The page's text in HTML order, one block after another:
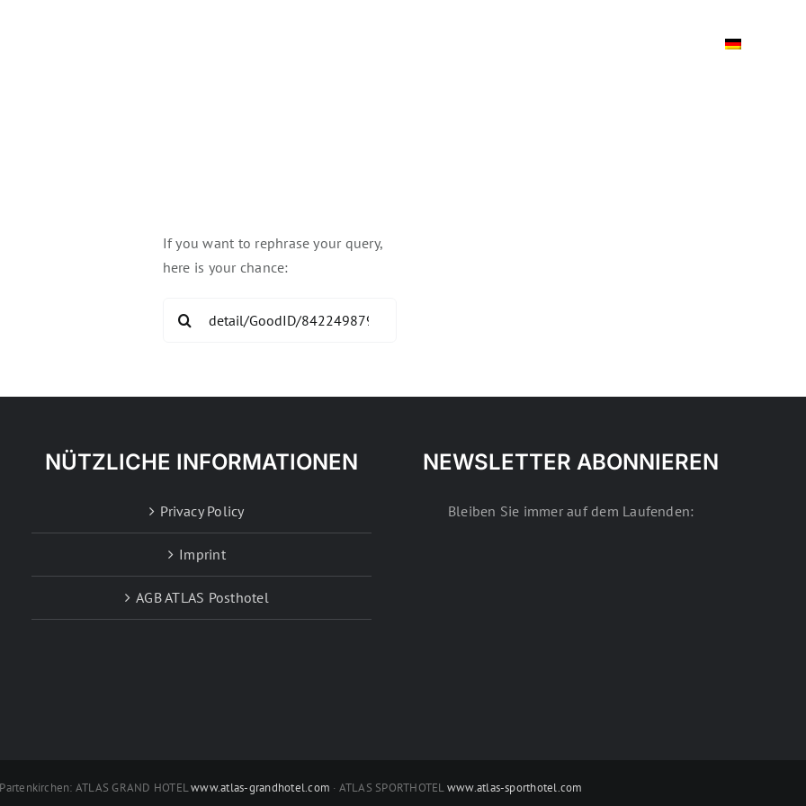
looking for!
If you want to rephrase your query,
here is your chance:
NÜTZLICHE INFORMATIONEN
Privacy Policy
Imprint
AGB ATLAS Posthotel
NEWSLETTER ABONNIEREN
Bleiben Sie immer auf dem Laufenden:
ATLAS GRAND HOTELwww.atlas-grandhotel.com · ATLAS SPORTHOTELwww.atlas-sporthotel.com